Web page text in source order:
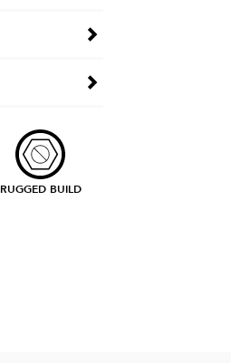
RUGGED BUILD